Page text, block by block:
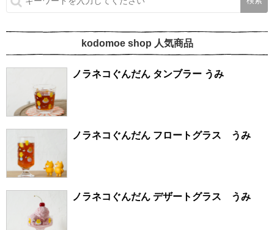
kodomoe shop 人気商品
ノラネコぐんだん タンブラー うみ
ノラネコぐんだん フロートグラス うみ
ノラネコぐんだん デザートグラス うみ